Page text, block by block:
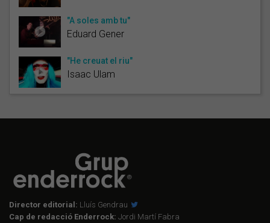
"A soles amb tu"
Eduard Gener
"He creuat el riu"
Isaac Ulam
Director editorial: Lluís Gendrau
Cap de redacció Enderrock: Jordi Martí Fabra